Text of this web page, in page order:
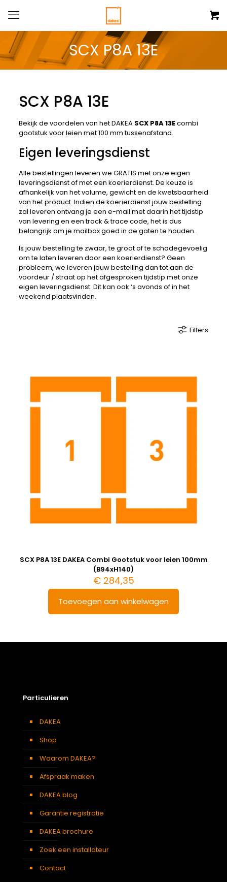
SCX P8A 13E
SCX P8A 13E
Bekijk de voordelen van het DAKEA SCX P8A 13Ecombi
gootstuk voor leien met 100 mm tussenafstand.
Eigen leveringsdienst
Alle bestellingen leveren we GRATIS met onze eigen
leveringsdienst of met een koerierdienst. De keuze is
afhankelijk van het volume, gewicht en de kwetsbaarheid
van het product. Indien de koerierdienst jouw bestelling
zal leveren ontvang je een e-mail met daarin het tijdstip
van levering en een track & trace code, het is dus
belangrijk om je mailbox goed in de gaten te houden.
Is jouw bestelling te zwaar, te groot of te schadegevoelig
om te laten leveren door een koerierdienst? Geen
probleem, we leveren jouw bestelling dan tot aan de
voordeur / straat op het afgesproken tijdstip met onze
eigen leveringsdienst. Dit kan ook ‘s avonds of in het
weekend plaatsvinden.
Filters
SCX P8A 13E DAKEA Combi Gootstuk voor leien 100mm
(B94xH140)
€284,35
Toevoegen aan winkelwagen
Particulieren
DAKEA
Shop
Waarom DAKEA?
Afspraak maken
DAKEA blog
Garantie registratie
DAKEA brochure
Zoek een installateur
Contact